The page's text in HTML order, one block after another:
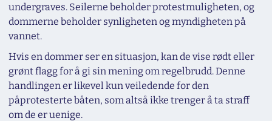
undergraves. Seilerne beholder protestmuligheten, og
dommerne beholder synligheten og myndigheten på
vannet.
Hvis en dommer ser en situasjon, kan de vise rødt eller
grønt flagg for å gi sin mening om regelbrudd. Denne
handlingen er likevel kun veiledende for den
påprotesterte båten, som altså ikke trenger å ta straff
om de er uenige.